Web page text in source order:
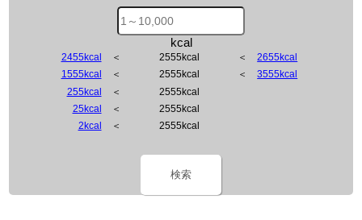
kcal
2455kcal ＜ 2555kcal ＜2655kcal
1555kcal
＜ 2555kcal ＜3555kcal
255kcal ＜
2555kcal
25kcal
＜
2555kcal
2kcal
＜ 2555kcal
検索